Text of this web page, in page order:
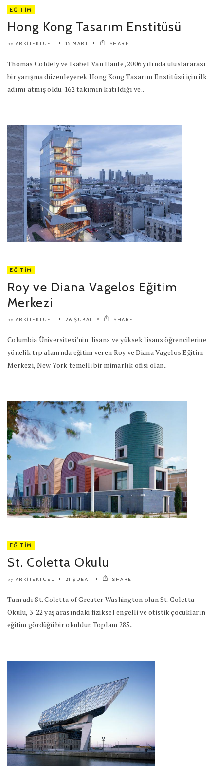
EĞITIM
Hong Kong Tasarım Enstitüsü
by ARKITEKTUEL 15 MART SHARE
Thomas Coldefy ve Isabel Van Haute, 2006 yılında uluslararası
bir yarışma düzenleyerek Hong Kong Tasarım Enstitüsü için ilk
adımı atmış oldu. 162 takımın katıldığı ve..
EĞITIM
Roy ve Diana Vagelos Eğitim
Merkezi
by ARKITEKTUEL 26 ŞUBAT SHARE
Columbia Üniversitesi’nin lisans ve yüksek lisans öğrencilerine
yönelik tıp alanında eğitim veren Roy ve Diana Vagelos Eğitim
Merkezi, New York temelli bir mimarlık ofisi olan..
EĞITIM
St. Coletta Okulu
by ARKITEKTUEL 21 ŞUBAT SHARE
Tam adı St. Coletta of Greater Washington olan St. Coletta
Okulu, 3-22 yaş arasındaki fiziksel engelli ve otistik çocukların
eğitim gördüğü bir okuldur. Toplam 285..